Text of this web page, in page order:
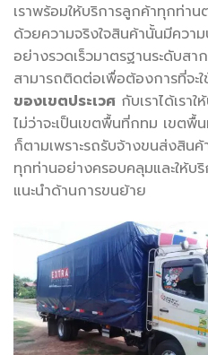
เราพร้อมให้บริการลูกค้าทุกท่า
ด้วยความจริงใจสินค้านั้นมีคว
อย่างรวดเร็วมาตรฐานระดับส
สามารถติดต่อเพื่อต้องการที่จะใ
ของเขตประเวศ กับเราได้เรา
ไม่ว่าจะเป็นเขตพื้นที่กทม เขตพื้
ก็ตามเพราะรถรับจ้างขนส่งสิน
ทุกท่านอย่างครอบคลุมและให้บ
แนะนำด้านการขนย้าย